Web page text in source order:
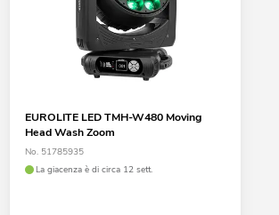
EUROLITE LED TMH-W480 Moving
Head Wash Zoom
No. 51785935
La giacenza è di circa 12 sett.